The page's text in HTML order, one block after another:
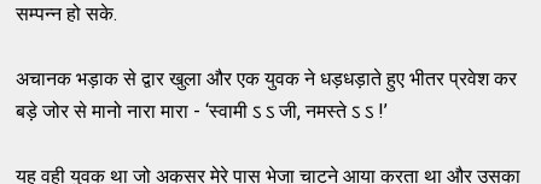
सम्पन्न हो सके.
अचानक भड़ाक से द्वार खुला और एक युवक ने धड़धड़ाते हुए भीतर प्रवेश कर
बड़े जोर से मानो नारा मारा - ‘स्वामी ऽ ऽ जी, नमस्ते ऽ ऽ !’
यह वही युवक था जो अकसर मेरे पास भेजा चाटने आया करता था और उसका